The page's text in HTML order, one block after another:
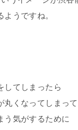
ようですね。
してしまったら
丸くなってしまって
う気がするために